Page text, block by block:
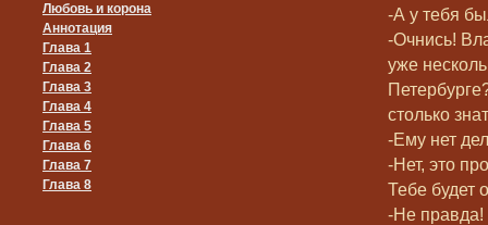
Любовь и корона
Аннотация
Глава 1
Глава 2
Глава 3
Глава 4
Глава 5
Глава 6
Глава 7
Глава 8
-А у тебя
-Очнись!
уже
столько
-Ему нет
-Нет, это
Тебе будет
-Не правда!